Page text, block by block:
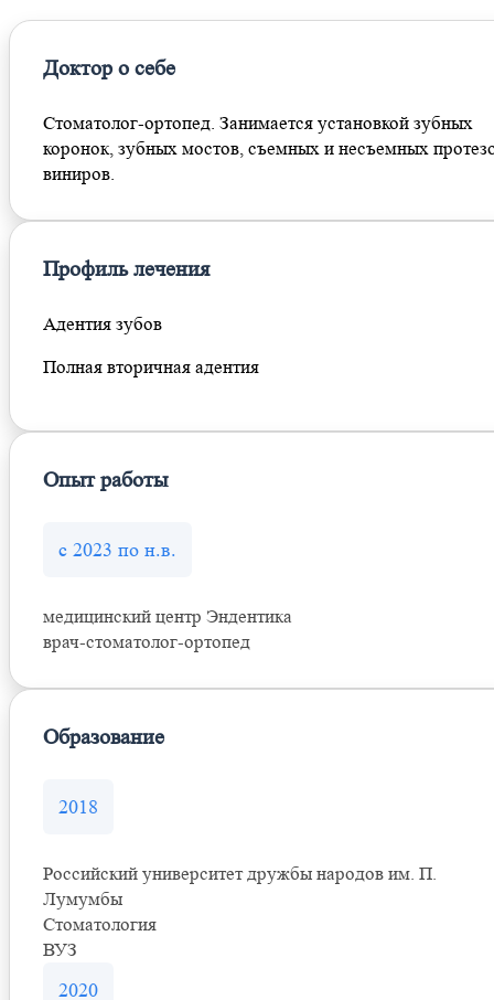
Доктор о себе
Стоматолог-ортопед. Занимается установкой зубных
коронок, зубных мостов, съемных и несъемных
виниров.
Профиль лечения
Адентия зубов
Полная вторичная адентия
Опыт работы
с 2023 по н.в.
медицинский центр Эндентика
врач-стоматолог-ортопед
Образование
2018
Российский университет дружбы народов им. П.
Лумумбы
Стоматология
ВУЗ
2020